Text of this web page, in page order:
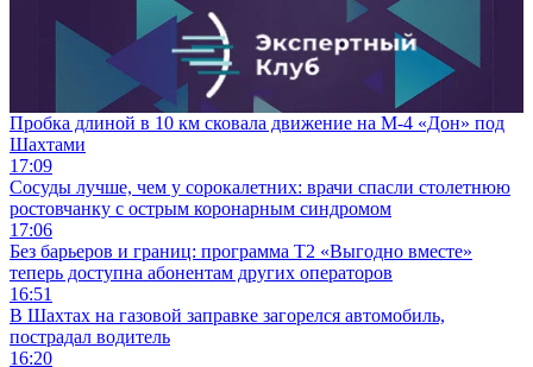
Пробка длиной в 10 км сковала движение на М-4 «Дон» под
Шахтами
17:09
Сосуды лучше, чем у сорокалетних: врачи спасли столетнюю
ростовчанку с острым коронарным синдромом
17:06
Без барьеров и границ: программа Т2 «Выгодно вместе»
теперь доступна абонентам других операторов
16:51
В Шахтах на газовой заправке загорелся автомобиль,
пострадал водитель
16:20